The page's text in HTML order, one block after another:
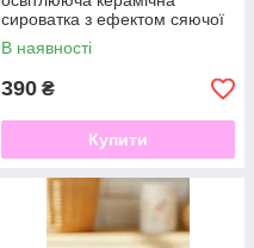
сироватка з ефектом сяючої
шкіри - GLAZE & GLOW
В наявності
390 ₴
Купити